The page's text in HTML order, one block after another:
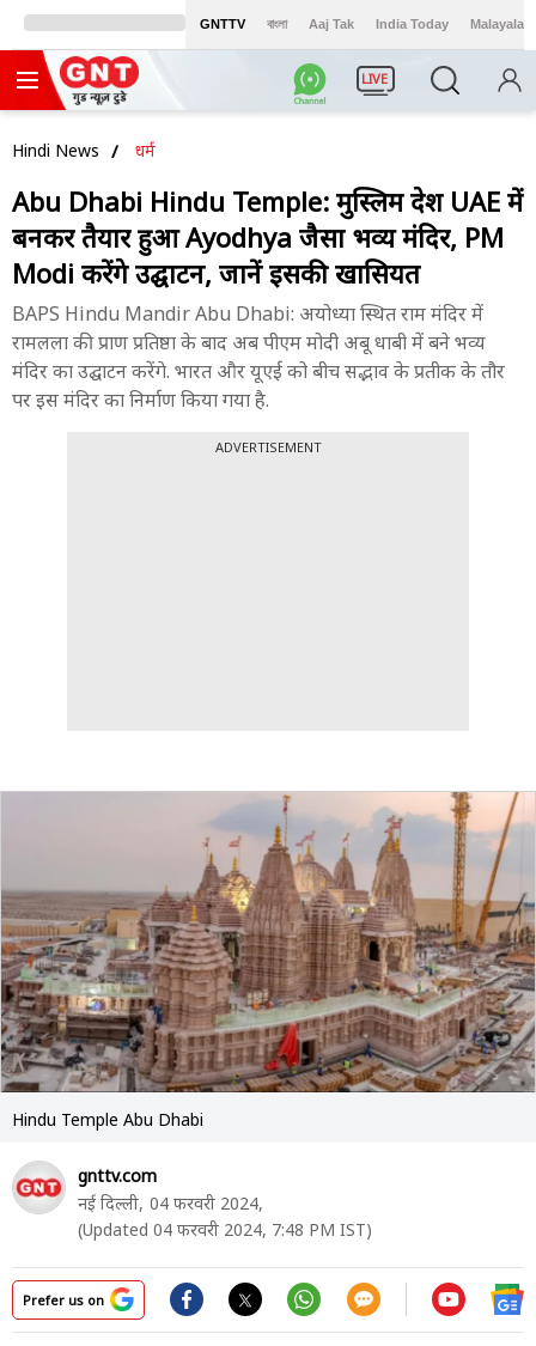
GNTTV বাংলা Aaj Tak India Today Malayalam
LIVE
Hindi News धर्म
Abu Dhabi Hindu Temple: मुस्लिम देश UAE में
बनकर तैयार हुआ Ayodhya जैसा भव्य मंदिर, PM
Modi करेंगे उद्घाटन, जानें इसकी खासियत
BAPS Hindu Mandir Abu Dhabi: अयोध्या स्थित राम मंदिर में
रामलला की प्राण प्रतिष्ठा के बाद अब पीएम मोदी अबू धाबी में बने भव्य
मंदिर का उद्घाटन करेंगे. भारत और यूएई को बीच सद्भाव के प्रतीक के तौर
पर इस मंदिर का निर्माण किया गया है.
ADVERTISEMENT
Hindu Temple Abu Dhabi
gnttv.com
नई दिल्ली, 04 फरवरी 2024,
(Updated 04 फरवरी 2024, 7:48 PM IST)
Prefer us on